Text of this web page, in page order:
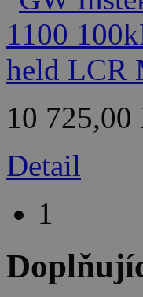
10 725,00
Detail
1